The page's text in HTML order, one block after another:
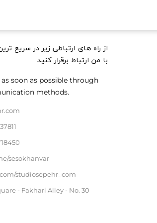
از راه های ارتباطی زیر در سریع
با من ارتباط برقرار کنید
soon as possible through
methods.
sesokhanvar
studiosepehr_com
- Fakhari Alley - No. 30